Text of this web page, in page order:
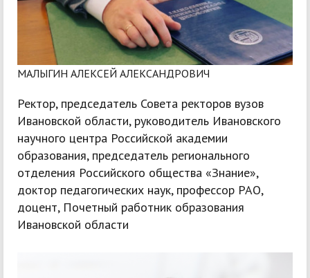
МАЛЫГИН АЛЕКСЕЙ АЛЕКСАНДРОВИЧ
Ректор, председатель Совета ректоров вузов
Ивановской области, руководитель Ивановского
научного центра Российской академии
образования, председатель регионального
отделения Российского общества «Знание»,
доктор педагогических наук, профессор РАО,
доцент, Почетный работник образования
Ивановской области